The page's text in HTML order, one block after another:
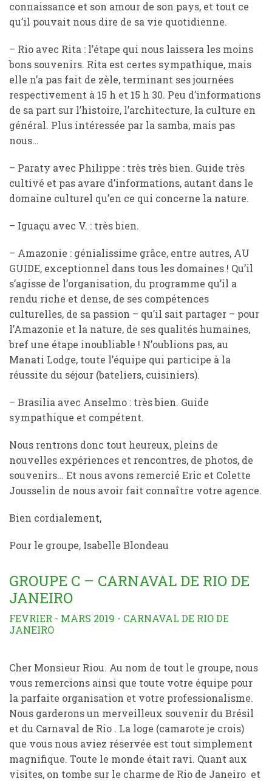
connaissance et son amour de son pays, et tout ce
qu’il pouvait nous dire de sa vie quotidienne.
– Rio avec Rita : l’étape qui nous laissera les moins
bons souvenirs. Rita est certes sympathique, mais
elle n’a pas fait de zèle, terminant ses journées
respectivement à 15 h et 15 h 30. Peu d’informations
de sa part sur l’histoire, l’architecture, la culture en
général. Plus intéressée par la samba, mais pas
nous…
– Paraty avec Philippe : très très bien. Guide très
cultivé et pas avare d’informations, autant dans le
domaine culturel qu’en ce qui concerne la nature.
– Iguaçu avec V. : très bien.
– Amazonie : génialissime grâce, entre autres, AU
GUIDE, exceptionnel dans tous les domaines ! Qu’il
s’agisse de l’organisation, du programme qu’il a
rendu riche et dense, de ses compétences
culturelles, de sa passion – qu’il sait partager – pour
l’Amazonie et la nature, de ses qualités humaines,
bref une étape inoubliable ! N’oublions pas, au
Manati Lodge, toute l’équipe qui participe à la
réussite du séjour (bateliers, cuisiniers).
– Brasilia avec Anselmo : très bien. Guide
sympathique et compétent.
Nous rentrons donc tout heureux, pleins de
nouvelles expériences et rencontres, de photos, de
souvenirs… Et nous avons remercié Eric et Colette
Jousselin de nous avoir fait connaître votre agence.
Bien cordialement,
Pour le groupe, Isabelle Blondeau
GROUPE C – CARNAVAL DE RIO DE
JANEIRO
FEVRIER - MARS 2019 - CARNAVAL DE RIO DE
JANEIRO
Cher Monsieur Riou. Au nom de tout le groupe, nous
vous remercions ainsi que toute votre équipe pour
la parfaite organisation et votre professionalisme.
Nous garderons un merveilleux souvenir du Brésil
et du Carnaval de Rio . La loge (camarote je crois)
que vous nous aviez réservée est tout simplement
magnifique. Toute le monde était ravi. Quant aux
visites, on tombe sur le charme de Rio de Janeiro et